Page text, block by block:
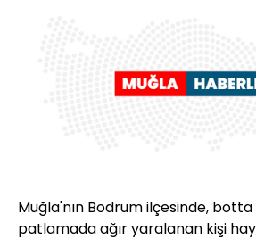
Muğla'nın Bodrum ilçesinde,
patlamada ağır yaralanan kişi